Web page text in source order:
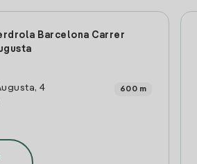
Barcelona Carrer
4
600 m